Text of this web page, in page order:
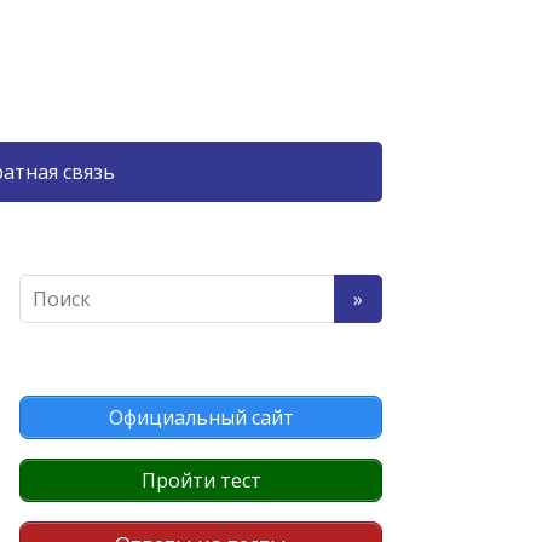
связь
Официальный сайт
Пройти тест